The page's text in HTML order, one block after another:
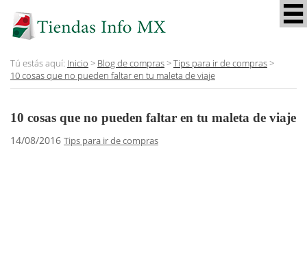
Tú estás aquí: Inicio > Blog de compras>Tips para ir de compras>
10 cosas que no pueden faltar en tu maleta de viaje
10 cosas que no pueden faltar en tu maleta de viaje
14/08/2016 Tips para ir de compras